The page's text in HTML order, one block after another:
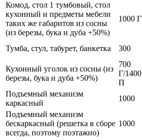
Комод, стол 1 тумбовый, стол
кухонный и предметы мебели
таких же габаритов из сосны
(из березы, бука и дуба +50%)
1000 Г
Тумба, стул, табурет, банкетка 300
Кухонный уголок из сосны (из
березы, бука и дуба +50%)
700
Г/1400
П
Подъемный механизм
каркасный
1000
Подъемный механизм
бескаркасный (решетка в сборе
всегда, поэтому поэтажно)
1000